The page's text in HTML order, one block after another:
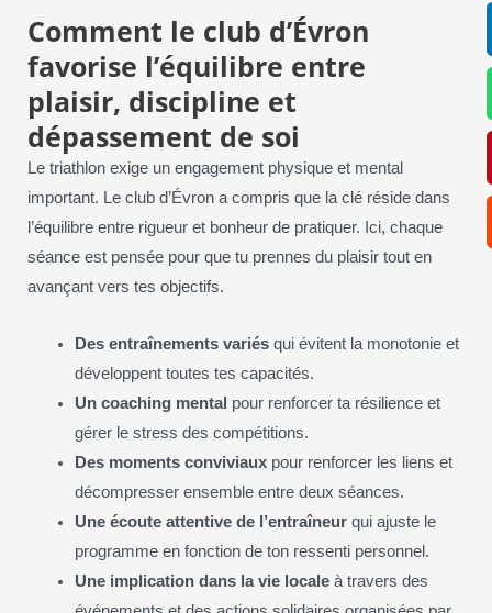
Comment le club d’Évron
favorise l’équilibre entre
plaisir, discipline et
dépassement de soi
Le triathlon exige un engagement physique et mental
important. Le club d’Évron a compris que la clé réside dans
l’équilibre entre rigueur et bonheur de pratiquer. Ici, chaque
séance est pensée pour que tu prennes du plaisir tout en
avançant vers tes objectifs.
Des entraînements variés qui évitent la monotonie et
développent toutes tes capacités.
Un coaching mental pour renforcer ta résilience et
gérer le stress des compétitions.
Des moments conviviaux pour renforcer les liens et
décompresser ensemble entre deux séances.
Une écoute attentive de l’entraîneur qui ajuste le
programme en fonction de ton ressenti personnel.
Une implication dans la vie locale à travers des